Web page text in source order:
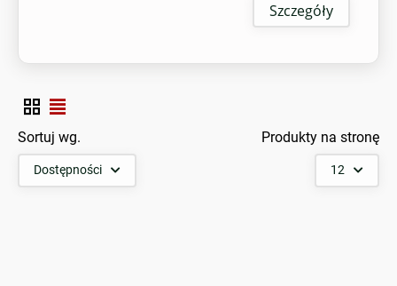
Szczegóły
Sortuj wg.
Dostępności 12
Produkty na stronę